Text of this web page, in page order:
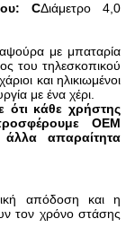
CΔιάμετρο 4,0
με μπαταρία
του τηλεσκοπικού
και ηλικιωμένοι
με ένα χέρι.
ότι κάθε χρήστης
OEM
άλλα απαραίτητα
απόδοση και η
τον χρόνο στάσης